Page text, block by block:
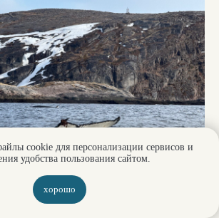
Аптека
Свежие морепродукты
Пекарня
Сувениры
Териберка
в Мурманск
cookie для персонализации сервисов и
удобства пользования сайтом.
хорошо